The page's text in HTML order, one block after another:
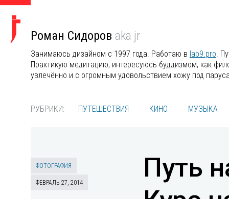
Роман Сидоров aka jr
Занимаюсь дизайном с 1997 года. Работаю в lab9.pro.
Практикую медитацию, интересуюсь буддизмом, как
увлечённо и с огромным удовольствием хожу под
РУБРИКИ: ПУТЕШЕСТВИЯ КИНО МУЗЫКА
ФОТОГРАФИЯ
ФЕВРАЛЬ 27, 2014
Путь